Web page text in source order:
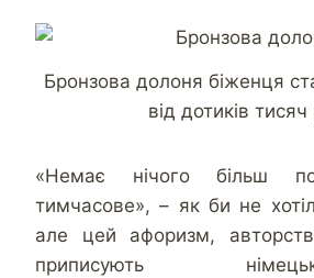
Бронзова долоня біженця
від дотиків тисяч
«Немає нічого більш
тимчасове», – як би не
але цей афоризм,
приписують німецько-